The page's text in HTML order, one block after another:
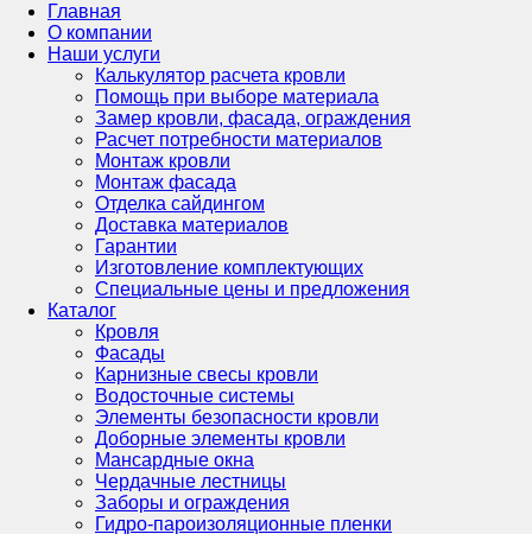
Главная
О компании
Наши услуги
Калькулятор расчета кровли
Помощь при выборе материала
Замер кровли, фасада, ограждения
Расчет потребности материалов
Монтаж кровли
Монтаж фасада
Отделка сайдингом
Доставка материалов
Гарантии
Изготовление комплектующих
Специальные цены и предложения
Каталог
Кровля
Фасады
Карнизные свесы кровли
Водосточные системы
Элементы безопасности кровли
Доборные элементы кровли
Мансардные окна
Чердачные лестницы
Заборы и ограждения
Гидро-пароизоляционные пленки